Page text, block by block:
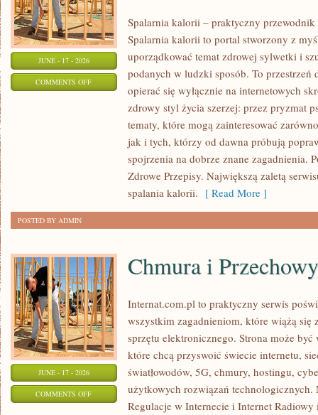
JUNE - 17 - 2026
COMMENTS OFFON
MOTYWACJA
Spalarnia kalorii – praktyczny
Spalarnia kalorii to portal stworzony z
uporządkować temat zdrowej sylwetki i
podanych w ludzki sposób. To
opierać się wyłącznie na internetowych
zdrowy styl życia szerzej: przez pryzmat
tematy, które mogą zainteresować
jak i tych, którzy od dawna próbują
spojrzenia na dobrze znane zagadnienia.
Zdrowe Przepisy. Największą zaletą
spalania kalorii. [ Read More ]
POSTED BY ADMIN
JUNE - 17 - 2026
COMMENTS OFFON
Chmura i
Internat.com.pl to praktyczny serwis
wszystkim zagadnieniom, które wiążą się
sprzętu elektronicznego. Strona może
które chcą przyswoić świecie internetu,
światłowodów, 5G, chmury, hostingu,
użytkowych rozwiązań technologicznych.
Regulacje w Internecie i Internet